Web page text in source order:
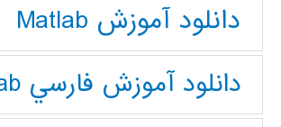
دانلود آموزش Matlab
دانلود آموزش فارسي Matlab